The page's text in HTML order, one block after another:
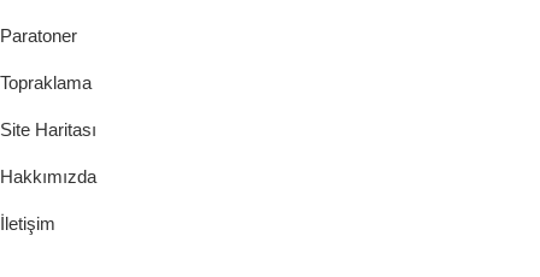
Paratoner
Topraklama
Site Haritası
Hakkımızda
İletişim